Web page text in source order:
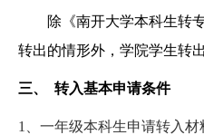
除《南开大学本科生转
转出的情形外，学院学生转
三、 转入基本申请条件
1
、一年级本科生申请转入